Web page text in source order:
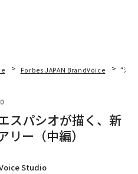
Forbes JAPAN BrandVoice “泊
スパシオが描く、新
リー（中編）
Studio